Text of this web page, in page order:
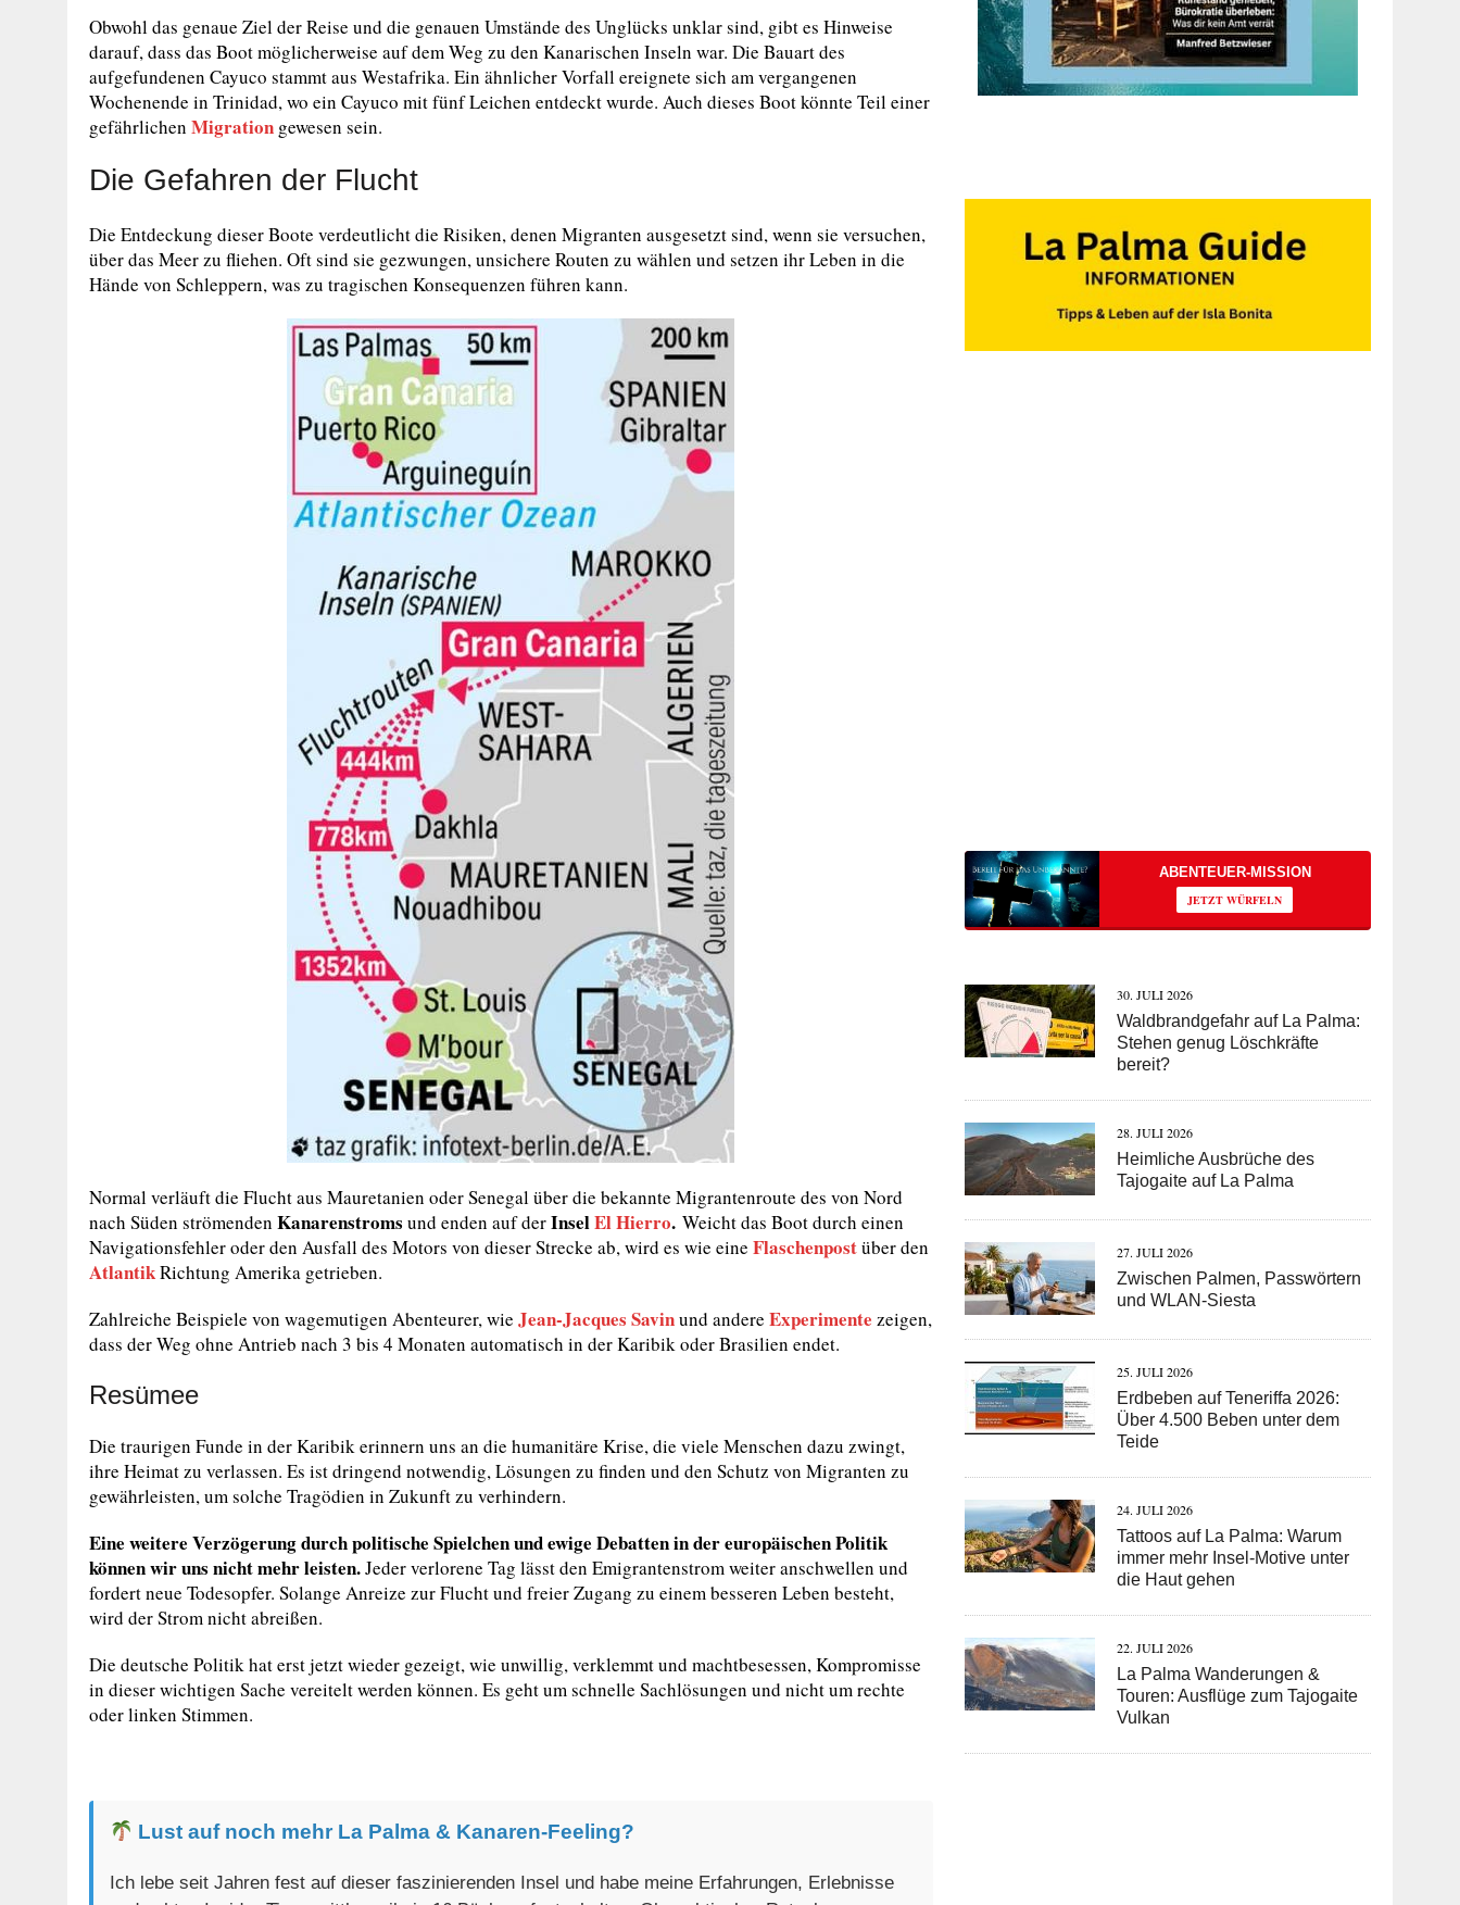
Obwohl das genaue Ziel der Reise und die genauen Umstände des Unglücks unklar sind, gibt es Hinweise
darauf, dass das Boot möglicherweise auf dem Weg zu den Kanarischen Inseln war. Die Bauart des
aufgefundenen Cayuco stammt aus Westafrika. Ein ähnlicher Vorfall ereignete sich am vergangenen
Wochenende in Trinidad, wo ein Cayuco mit fünf Leichen entdeckt wurde. Auch dieses Boot könnte Teil einer
gefährlichen Migration gewesen sein.
Die Gefahren der Flucht
Die Entdeckung dieser Boote verdeutlicht die Risiken, denen Migranten ausgesetzt sind, wenn sie versuchen,
über das Meer zu fliehen. Oft sind sie gezwungen, unsichere Routen zu wählen und setzen ihr Leben in die
Hände von Schleppern, was zu tragischen Konsequenzen führen kann.
Normal verläuft die Flucht aus Mauretanien oder Senegal über die bekannte Migrantenroute des von Nord
nach Süden strömenden Kanarenstroms und enden auf derInselEl Hierro. Weicht das Boot durch einen
Navigationsfehler oder den Ausfall des Motors von dieser Strecke ab, wird es wie eine Flaschenpostüber den
AtlantikRichtung Amerika getrieben.
Zahlreiche Beispiele von wagemutigen Abenteurer, wie Jean-Jacques Savinund andere Experimente zeigen,
dass der Weg ohne Antrieb nach 3 bis 4 Monaten automatisch in der Karibik oder Brasilien endet.
Resümee
Die traurigen Funde in der Karibik erinnern uns an die humanitäre Krise, die viele Menschen dazu zwingt,
ihre Heimat zu verlassen. Es ist dringend notwendig, Lösungen zu finden und den Schutz von Migranten zu
gewährleisten, um solche Tragödien in Zukunft zu verhindern.
Eine weitere Verzögerung durch politische Spielchen und ewige Debatten in der europäischen Politik
können wir uns nicht mehr leisten.Jeder verlorene Tag lässt den Emigrantenstrom weiter anschwellen und
fordert neue Todesopfer. Solange Anreize zur Flucht und freier Zugang zu einem besseren Leben besteht,
wird der Strom nicht abreißen.
Die deutsche Politik hat erst jetzt wieder gezeigt, wie unwillig, verklemmt und machtbesessen, Kompromisse
in dieser wichtigen Sache vereitelt werden können. Es geht um schnelle Sachlösungen und nicht um rechte
oder linken Stimmen.
Lust auf noch mehr La Palma & Kanaren-Feeling?
Ich lebe seit Jahren fest auf dieser faszinierenden Insel und habe meine Erfahrungen, Erlebnisse
ABENTEUER-MISSION
JETZT WÜRFELN
30. JULI 2026
Waldbrandgefahr auf La Palma:
Stehen genug Löschkräfte
bereit?
28. JULI 2026
Heimliche Ausbrüche des
Tajogaite auf La Palma
27. JULI 2026
Zwischen Palmen, Passwörtern
und WLAN-Siesta
25. JULI 2026
Erdbeben auf Teneriffa 2026:
Über 4.500 Beben unter dem
Teide
24. JULI 2026
Tattoos auf La Palma: Warum
immer mehr Insel-Motive unter
die Haut gehen
22. JULI 2026
La Palma Wanderungen &
Touren: Ausflüge zum Tajogaite
Vulkan